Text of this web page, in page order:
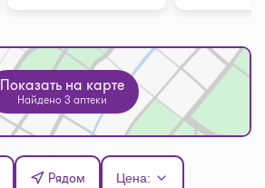
Показать на карте
Найдено 3 аптеки
Рядом Цена: